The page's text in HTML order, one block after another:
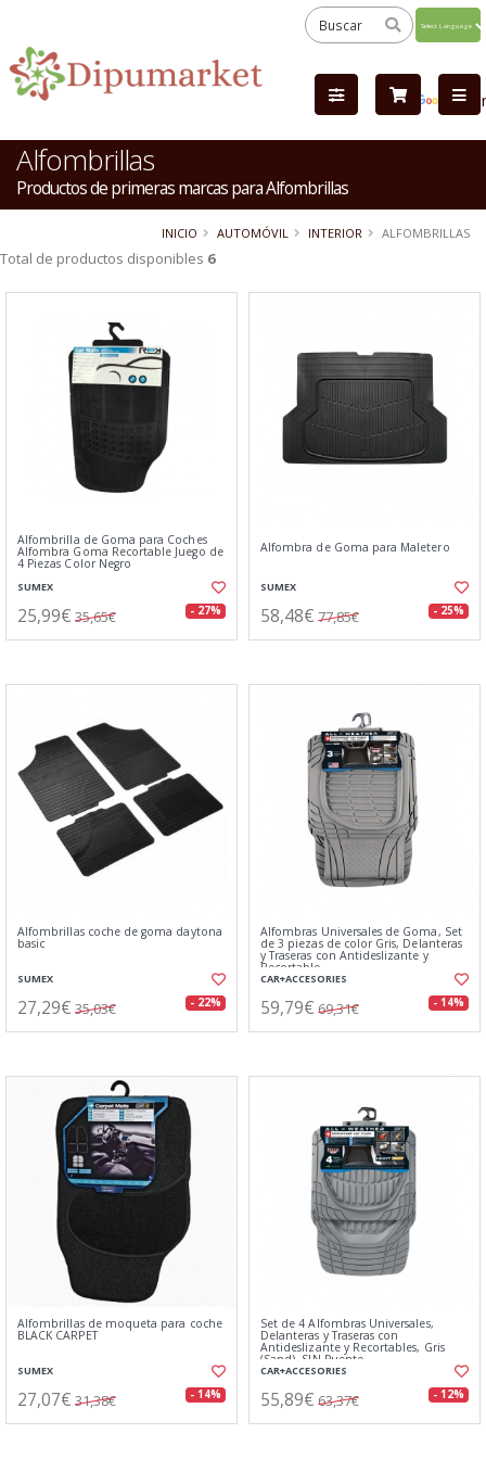
by
Alfombrillas
Productos de primeras marcas para Alfombrillas
INICIO AUTOMÓVIL INTERIOR ALFOMBRILLAS
Total de productos disponibles 6
Alfombrilla de Goma para Coches
Alfombra Goma Recortable Juego de
4 Piezas Color Negro
SUMEX
25,99€ 35,65€ - 27%
Alfombra de Goma para Maletero
SUMEX
58,48€ 77,85€ - 25%
Alfombrillas coche de goma daytona
basic
SUMEX
27,29€ 35,03€ - 22%
Alfombras Universales de Goma, Set
de 3 piezas de color Gris, Delanteras
y Traseras con Antideslizante y
Recortable
CAR+ACCESORIES
59,79€ 69,31€ - 14%
Alfombrillas de moqueta para coche
BLACK CARPET
SUMEX
27,07€ 31,38€ - 14%
Set de 4 Alfombras Universales,
Delanteras y Traseras con
Antideslizante y Recortables, Gris
(Sand), SIN Puente
CAR+ACCESORIES
55,89€ 63,37€ - 12%